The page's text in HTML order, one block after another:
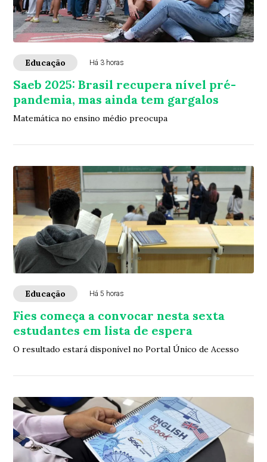
Educação Há 3 horas
Saeb 2025: Brasil recupera nível pré-
pandemia, mas ainda tem gargalos
Matemática no ensino médio preocupa
Educação Há 5 horas
Fies começa a convocar nesta sexta
estudantes em lista de espera
O resultado estará disponível no Portal Único de Acesso